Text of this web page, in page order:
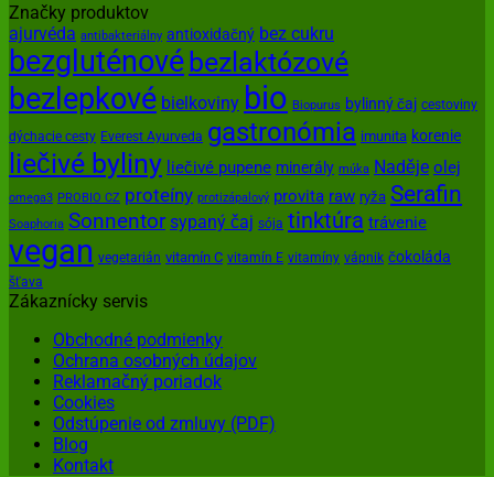
Značky produktov
ajurvéda antibakteriálny antioxidačný bez cukru
bezgluténovébezlaktózové
bezlepkové bielkoviny bio Biopurus bylinný čaj cestoviny
dýchacie cesty Everest Ayurveda gastronómia imunita korenie
liečivé byliny liečivé pupene minerály múka Naděje olej
omega3 PROBIO CZ proteíny protizápalový provita raw ryža Serafin
Soaphoria Sonnentor sypaný čaj sója tinktúra trávenie
vegan vegetarián vitamín C vitamín E vitamíny vápnik čokoláda
šťava
Zákaznícky servis
Obchodné podmienky
Ochrana osobných údajov
Reklamačný poriadok
Cookies
Odstúpenie od zmluvy (PDF)
Blog
Kontakt